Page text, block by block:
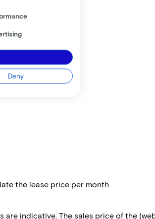
the lease price per month
indicative. The sales price of the
Deny